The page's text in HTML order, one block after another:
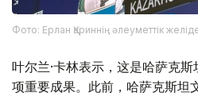
Фото: Ерлан Қариннің әлеуметтік
叶尔兰·卡林表示，这是哈萨克
项重要成果。此前，哈萨克斯坦